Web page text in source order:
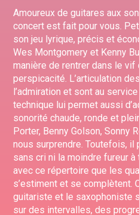
Amoureux de guitares aux
concert est fait pour vous.
son jeu lyrique, précis et
Wes Montgomery et Kenny
manière de rentrer dans le
perspicacité. L’articulation
l’admiration et sont au
technique lui permet aussi
sonorité chaude, ronde et
Porter, Benny Golson, Sonny
nous surprendre. Toutefois,
sans cri ni la moindre fureur
avec ce répertoire que les
s’estiment et se complètent.
guitariste et le saxophoniste
sur des intervalles, des